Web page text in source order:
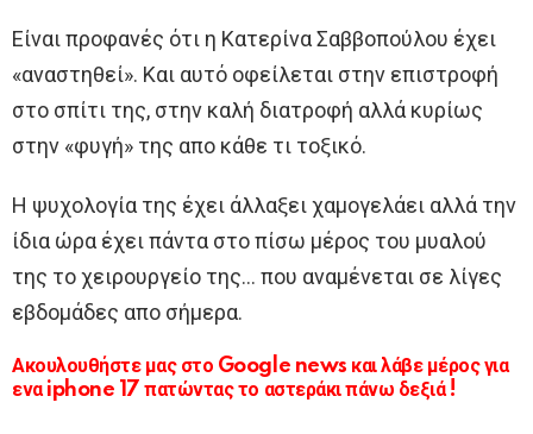
Είναι προφανές ότι η Κατερίνα Σαββοπούλου έχει
«αναστηθεί». Και αυτό οφείλεται στην επιστροφή
στο σπίτι της, στην καλή διατροφή αλλά κυρίως
στην «φυγή» της απο κάθε τι τοξικό.
Η ψυχολογία της έχει άλλαξει χαμογελάει αλλά την
ίδια ώρα έχει πάντα στο πίσω μέρος του μυαλού
της το χειρουργείο της… που αναμένεται σε λίγες
εβδομάδες απο σήμερα.
Ακουλουθήστε μας στο Google news και λάβε μέρος για
ενα iphone 17 πατώντας το αστεράκι πάνω δεξιά !